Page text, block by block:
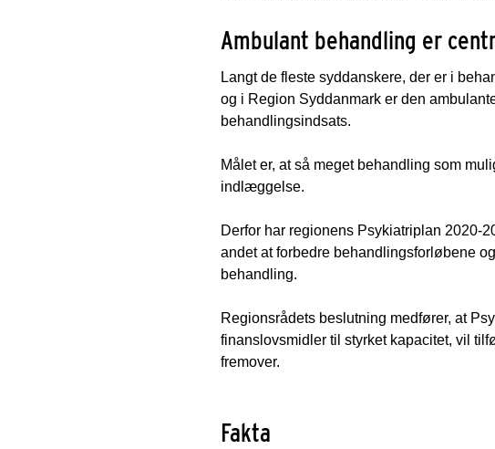
Ambulant behandling er
Langt de fleste syddanskere, der er i
og i Region Syddanmark er den
behandlingsindsats.
Målet er, at så meget behandling som
indlæggelse.
Derfor har regionens Psykiatriplan 2020-
andet at forbedre behandlingsforløbene
behandling.
Regionsrådets beslutning medfører, at
finanslovsmidler til styrket kapacitet, vil
fremover.
Fakta